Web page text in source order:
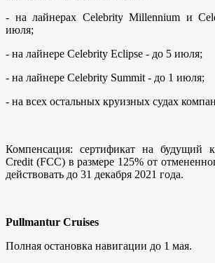
- на лайнерах Celebrity Millennium и
июля;
- на лайнере Celebrity Eclipse - до 5 июля;
- на лайнере Celebrity Summit - до 1 июля;
- на всех остальных круизных судах
Компенсация: сертификат на будущий
Credit (FСС) в размере 125% от
действовать до 31 декабря 2021 года.
Pullmantur Cruises
Полная остановка навигации до 1 мая.